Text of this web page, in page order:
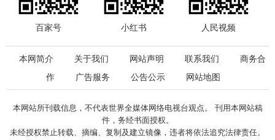
百家号 小红书 人民视频
本网简介 关于我们 网站声明 联系我们
商务合
作
广告服务 公告公示 网站地图
本网站所刊载信息，不代表世界全媒体网络电视台观点。 刊用本网站稿
件，务经书面授权。
未经授权禁止转载、摘编、复制及建立镜像，违者将依法追究法律责任。